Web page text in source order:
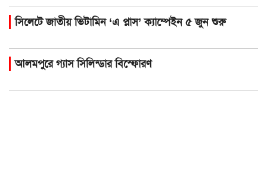
সিলেটে জাতীয় ভিটামিন ‘এ প্লাস’ ক্যাম্পেইন ৫ জুন শুরু
আলমপুরে গ্যাস সিলিন্ডার বিস্ফোরণ